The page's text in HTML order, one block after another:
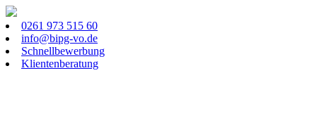
0261 973 515 60
info@bipg-vo.de
Schnellbewerbung
Klientenberatung